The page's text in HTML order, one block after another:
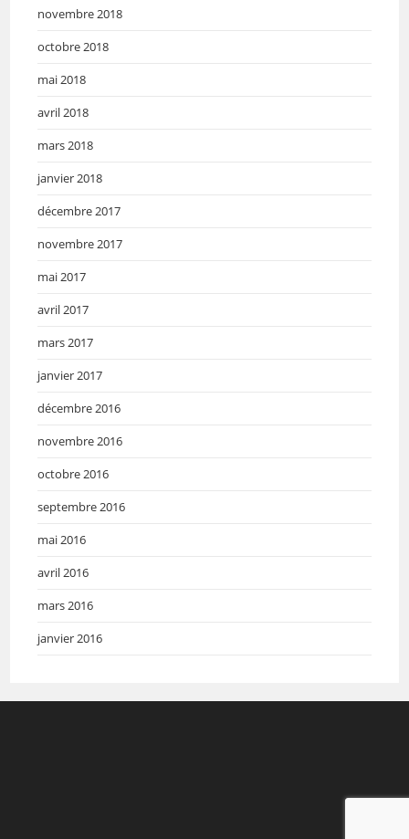
novembre 2018
octobre 2018
mai 2018
avril 2018
mars 2018
janvier 2018
décembre 2017
novembre 2017
mai 2017
avril 2017
mars 2017
janvier 2017
décembre 2016
novembre 2016
octobre 2016
septembre 2016
mai 2016
avril 2016
mars 2016
janvier 2016